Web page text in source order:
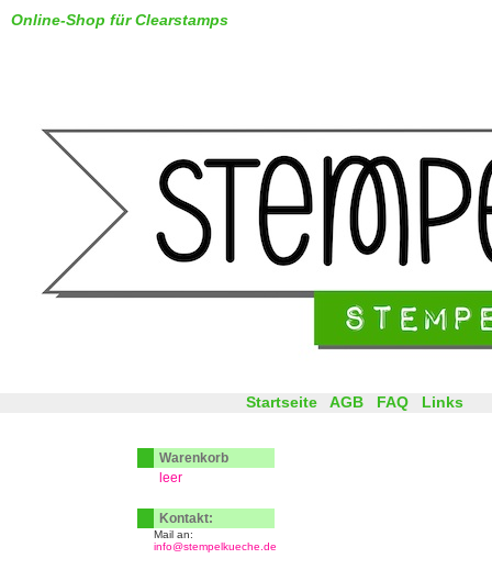
Online-Shop für Clearstamps
Startseite AGB FAQ Links
Warenkorb
leer
Kontakt:
Mail an:
info@stempelkueche.de